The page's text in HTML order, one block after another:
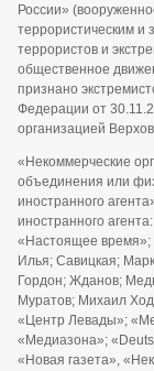
России»
террористическим и
террористов и
общественное
признано
Федерации от
организацией
«Некоммерческие
объединения или
иностранного
иностранного
«Настоящее
Илья; Савицкая;
Гордон; Жданов;
Муратов; Михаил
«Центр Левады»;
«Медиазона»;
«Новая газета»,